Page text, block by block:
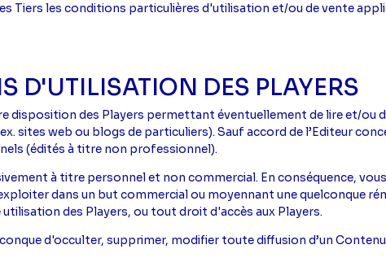
Tiers les conditions particulières d'utilisation et/ou de vente
D'UTILISATION DES PLAYERS
disposition des Players permettant éventuellement de lire et/ou
sites web ou blogs de particuliers). Sauf accord de l’Editeur
(édités à titre non professionnel).
à titre personnel et non commercial. En conséquence,
dans un but commercial ou moyennant une quelconque
des Players, ou tout droit d'accès aux Players.
d'occulter, supprimer, modifier toute diffusion d’un